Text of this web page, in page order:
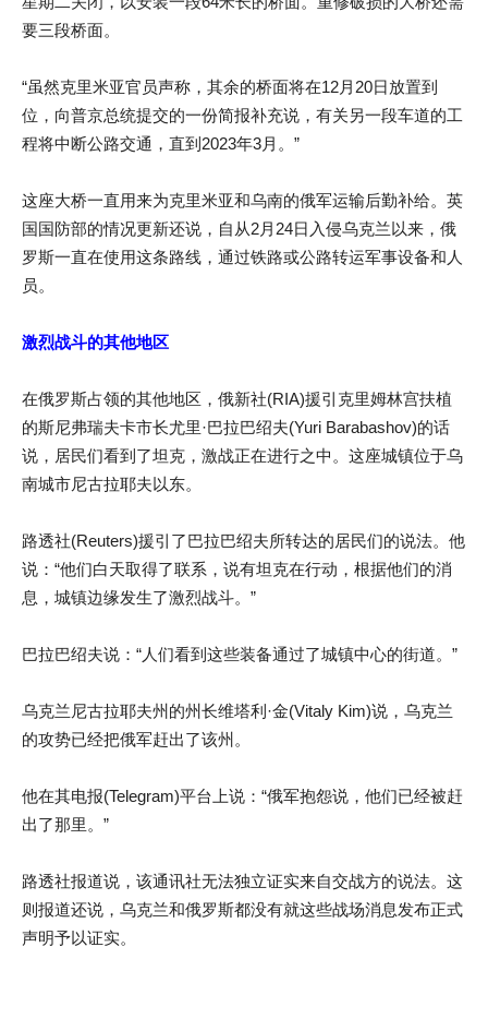
要三段桥面。
“虽然克里米亚官员声称，其余的桥面将在12月20日放置到
位，向普京总统提交的一份简报补充说，有关另一段车道的工
程将中断公路交通，直到2023年3月。”
这座大桥一直用来为克里米亚和乌南的俄军运输后勤补给。英
国国防部的情况更新还说，自从2月24日入侵乌克兰以来，俄
罗斯一直在使用这条路线，通过铁路或公路转运军事设备和人
员。
激烈战斗的其他地区
在俄罗斯占领的其他地区，俄新社(RIA)援引克里姆林宫扶植
的斯尼弗瑞夫卡市长尤里·巴拉巴绍夫(Yuri Barabashov)的话
说，居民们看到了坦克，激战正在进行之中。这座城镇位于乌
南城市尼古拉耶夫以东。
路透社(Reuters)援引了巴拉巴绍夫所转达的居民们的说法。他
说：“他们白天取得了联系，说有坦克在行动，根据他们的消
息，城镇边缘发生了激烈战斗。”
巴拉巴绍夫说：“人们看到这些装备通过了城镇中心的街道。”
乌克兰尼古拉耶夫州的州长维塔利·金(Vitaly Kim)说，乌克兰
的攻势已经把俄军赶出了该州。
他在其电报(Telegram)平台上说：“俄军抱怨说，他们已经被赶
出了那里。”
路透社报道说，该通讯社无法独立证实来自交战方的说法。这
则报道还说，乌克兰和俄罗斯都没有就这些战场消息发布正式
声明予以证实。